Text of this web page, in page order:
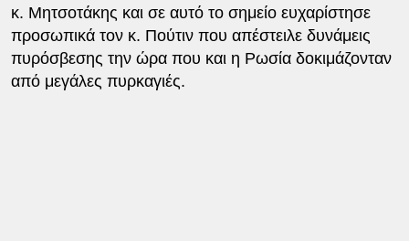
κ. Μητσοτάκης και σε αυτό το σημείο ευχαρίστησε
προσωπικά τον κ. Πούτιν που απέστειλε δυνάμεις
πυρόσβεσης την ώρα που και η Ρωσία δοκιμάζονταν
από μεγάλες πυρκαγιές.